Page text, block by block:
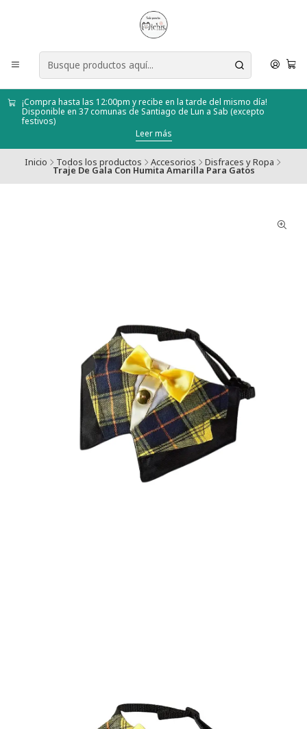
¡Compra hasta las 12:00pm y recibe en la tarde del mismo día!
Disponible en 37 comunas de Santiago de Lun a Sab (excepto
festivos)
Leer más
Inicio Todos los productos Accesorios Disfraces y Ropa
Traje De Gala Con Humita Amarilla Para Gatos